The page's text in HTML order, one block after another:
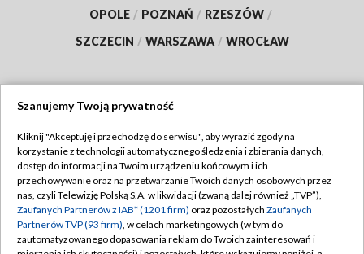
OPOLE / POZNAŃ / RZESZÓW /
SZCZECIN / WARSZAWA / WROCŁAW
TVP
Abonament TVP
Emisja w TVP
Centrum informacji TVP
Regulamin TVP
Polityka prywatności
Moje zgody
Szanujemy Twoją prywatność
Kliknij "Akceptuję i przechodzę do serwisu", aby wyrazić zgody na
korzystanie z technologii automatycznego śledzenia i zbierania danych,
dostęp do informacji na Twoim urządzeniu końcowym i ich
przechowywanie oraz na przetwarzanie Twoich danych osobowych przez
nas, czyli Telewizję Polską S.A. w likwidacji (zwaną dalej również „TVP”),
Zaufanych Partnerów z IAB* (1201 firm) oraz pozostałych Zaufanych
Partnerów TVP (93 firm), w celach marketingowych (w tym do
zautomatyzowanego dopasowania reklam do Twoich zainteresowań i